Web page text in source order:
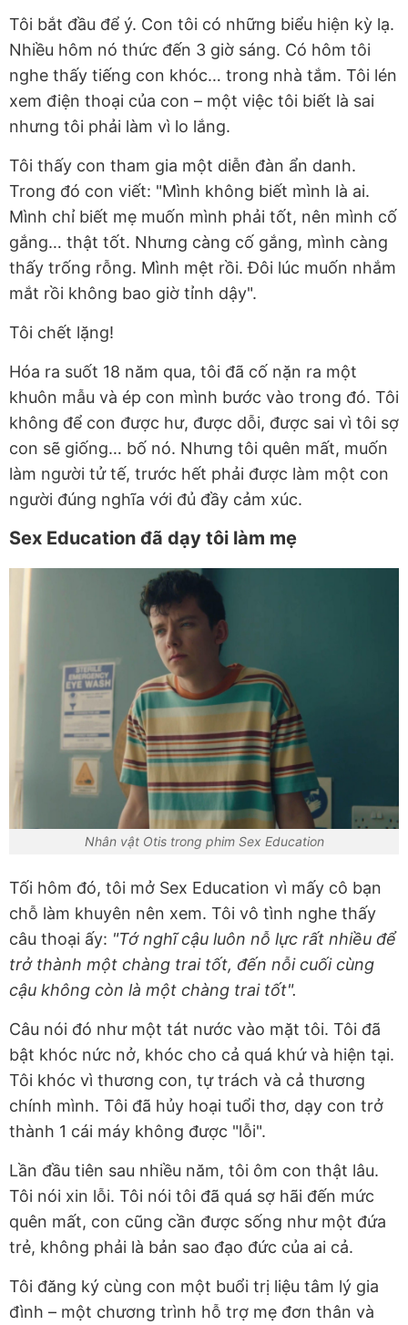
Tôi bắt đầu để ý. Con tôi có những biểu hiện kỳ lạ.
Nhiều hôm nó thức đến 3 giờ sáng. Có hôm tôi
nghe thấy tiếng con khóc… trong nhà tắm. Tôi lén
xem điện thoại của con – một việc tôi biết là sai
nhưng tôi phải làm vì lo lắng.
Tôi thấy con tham gia một diễn đàn ẩn danh.
Trong đó con viết: "Mình không biết mình là ai.
Mình chỉ biết mẹ muốn mình phải tốt, nên mình cố
gắng… thật tốt. Nhưng càng cố gắng, mình càng
thấy trống rỗng. Mình mệt rồi. Đôi lúc muốn nhắm
mắt rồi không bao giờ tỉnh dậy".
Tôi chết lặng!
Hóa ra suốt 18 năm qua, tôi đã cố nặn ra một
khuôn mẫu và ép con mình bước vào trong đó. Tôi
không để con được hư, được dỗi, được sai vì tôi sợ
con sẽ giống… bố nó. Nhưng tôi quên mất, muốn
làm người tử tế, trước hết phải được làm một con
người đúng nghĩa với đủ đầy cảm xúc.
Sex Education đã dạy tôi làm mẹ
Nhân vật Otis trong phim Sex Education
Tối hôm đó, tôi mở Sex Education vì mấy cô bạn
chỗ làm khuyên nên xem. Tôi vô tình nghe thấy
câu thoại ấy: "Tớ nghĩ cậu luôn nỗ lực rất nhiều để
trở thành một chàng trai tốt, đến nỗi cuối cùng
cậu không còn là một chàng trai tốt".
Câu nói đó như một tát nước vào mặt tôi. Tôi đã
bật khóc nức nở, khóc cho cả quá khứ và hiện tại.
Tôi khóc vì thương con, tự trách và cả thương
chính mình. Tôi đã hủy hoại tuổi thơ, dạy con trở
thành 1 cái máy không được "lỗi".
Lần đầu tiên sau nhiều năm, tôi ôm con thật lâu.
Tôi nói xin lỗi. Tôi nói tôi đã quá sợ hãi đến mức
quên mất, con cũng cần được sống như một đứa
trẻ, không phải là bản sao đạo đức của ai cả.
Tôi đăng ký cùng con một buổi trị liệu tâm lý gia
đình – một chương trình hỗ trợ mẹ đơn thân và